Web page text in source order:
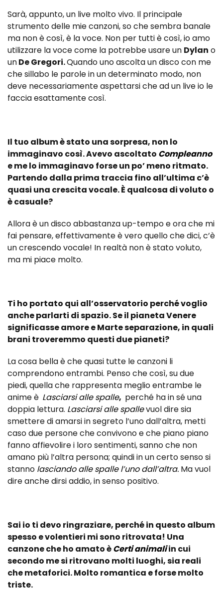
Sarà, appunto, un live molto vivo. Il principale
strumento delle mie canzoni, so che sembra banale
ma non è così, è la voce. Non per tutti è così, io amo
utilizzare la voce come la potrebbe usare un Dylan o
unDe Gregori.Quando uno ascolta un disco con me
che sillabo le parole in un determinato modo, non
deve necessariamente aspettarsi che ad un live io le
faccia esattamente così.
Il tuo album è stato una sorpresa, non lo
immaginavo così. Avevo ascoltato Compleanno
e me lo immaginavo forse un po’ meno ritmato.
Partendo dalla prima traccia fino all’ultima c’è
quasi una crescita vocale. È qualcosa di voluto o
è casuale?
Allora è un disco abbastanza up-tempo e ora che mi
fai pensare, effettivamente è vero quello che dici, c’è
un crescendo vocale! In realtà non è stato voluto,
ma mi piace molto.
Ti ho portato qui all’osservatorio perché voglio
anche parlarti di spazio. Se il pianeta Venere
significasse amore e Marte separazione, in quali
brani troveremmo questi due pianeti?
La cosa bella è che quasi tutte le canzoni li
comprendono entrambi. Penso che così, su due
piedi, quella che rappresenta meglio entrambe le
anime è Lasciarsi alle spalle, perché ha in sé una
doppia lettura. Lasciarsi alle spallevuol dire sia
smettere di amarsi in segreto l’uno dall’altra, metti
caso due persone che convivono e che piano piano
fanno affievolire i loro sentimenti, sanno che non
amano più l’altra persona; quindi in un certo senso si
stanno lasciando alle spalle l’uno dall’altra. Ma vuol
dire anche dirsi addio, in senso positivo.
Sai io ti devo ringraziare, perché in questo album
spesso e volentieri mi sono ritrovata! Una
canzone che ho amato èCerti animaliin cui
secondo me si ritrovano molti luoghi, sia reali
che metaforici. Molto romantica e forse molto
triste.